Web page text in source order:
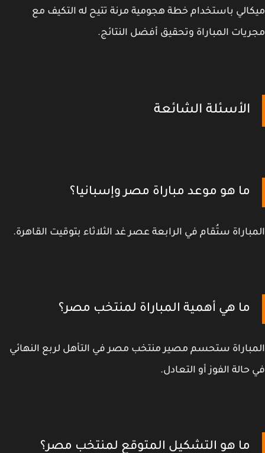
باستخدام خطة هجومية مرنة تتيح له التكيف مع
المباراة وتحقيق أفضل النتائج.
الأسئلة الشائعة
ما هو موعد مباراة مصر وإسبانيا؟
ستُقام في الرابعة عصر غد الثلاثاء بتوقيت القاهرة.
ما هي أهمية المباراة لمنتخب مصر؟
ستحسم مصير منتخب مصر في التأهل لربع النهائي
الفوز أو التعادل.
ما هو التشكيل المتوقع لمنتخب مصر؟